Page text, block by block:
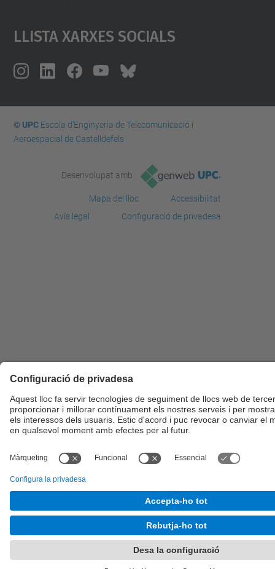
Llista Xarxes Socials
© UPCEscola d'Enginyeria de Telecomunicació i
Aeroespacial de Castelldefels
Desenvolupat amb
Mapa del lloc
Accessibilitat
Avís legal
Configuració de privadesa